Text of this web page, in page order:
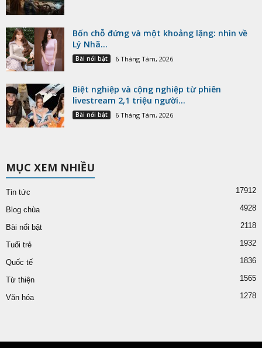
Bốn chỗ đứng và một khoảng lặng: nhìn về
Lý Nhã...
Bài nổi bật 6 Tháng Tám, 2026
Biệt nghiệp và cộng nghiệp từ phiên
livestream 2,1 triệu người...
Bài nổi bật 6 Tháng Tám, 2026
MỤC XEM NHIỀU
Tin tức 17912
Blog chùa 4928
Bài nổi bật 2118
Tuổi trẻ 1932
Quốc tế 1836
Từ thiện 1565
Văn hóa 1278